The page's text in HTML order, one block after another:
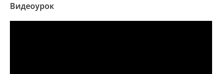
Видеоурок